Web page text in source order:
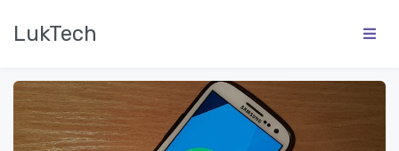
LukTech